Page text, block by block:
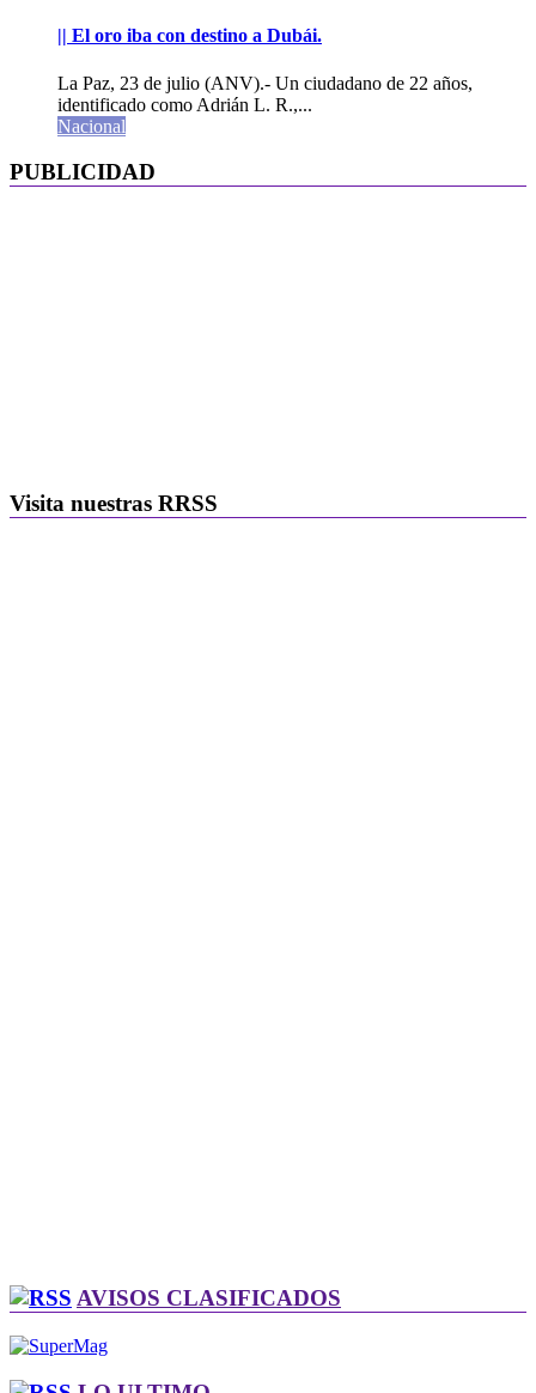
|| El oro iba con destino a Dubái.
La Paz, 23 de julio (ANV).- Un ciudadano de 22 años,
identificado como Adrián L. R.,...
Nacional
PUBLICIDAD
Visita nuestras RRSS
AVISOS CLASIFICADOS